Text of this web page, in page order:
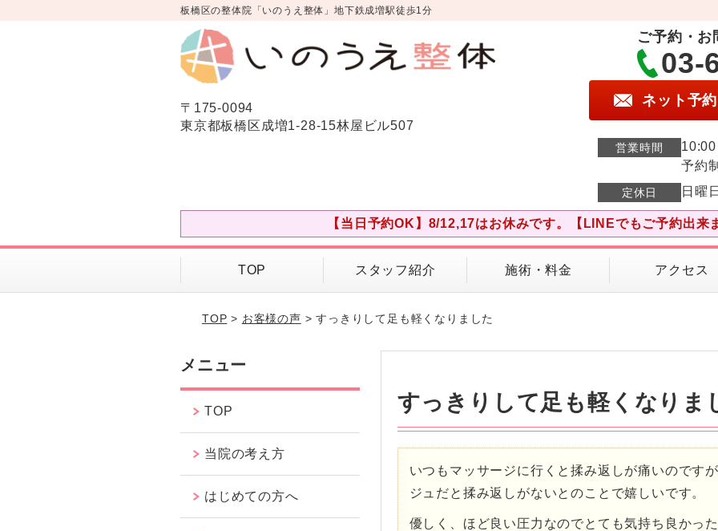
板橋区の整体院「いのうえ整体」地下鉄成増駅徒歩1分
〒175-0094
東京都板橋区成増1-28-15林屋ビル507
ご予約・お
03-
ネット予約
営業時間
予約制
定休日 日曜日
【当日予約OK】8/12,17はお休みです。【LINEでもご予約出来
TOP スタッフ紹介 施術・料金 アクセス
TOP > お客様の声 > すっきりして足も軽くなりました
すっきりして足も軽くなりま
いつもマッサージに行くと揉み返しが痛いのです
ジュだと揉み返しがないとのことで嬉しいです。
優しく、ほど良い圧力なのでとても気持ち良かっ
メニュー
TOP
当院の考え方
はじめての方へ